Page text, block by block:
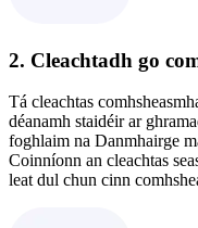
2. Cleachtadh go
Tá cleachtas
déanamh staidéir ar
foghlaim na Danmhairge
Coinníonn an cleachtas
leat dul chun cinn